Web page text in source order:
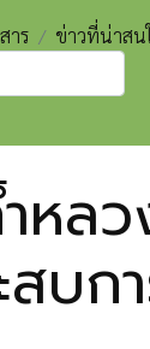
าร ข่าวที่น่าสน
หล
สบก